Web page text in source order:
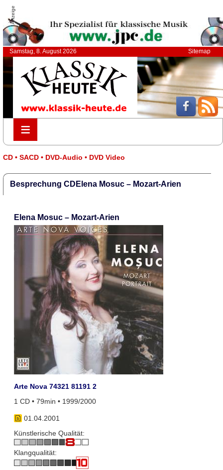
Anzeige
Samstag, 8. August 2026 Sitemap
≡
≡
CD • SACD • DVD-Audio • DVD Video
Besprechung CDElena Mosuc – Mozart-Arien
Elena Mosuc – Mozart-Arien
Arte Nova 74321 81191 2
1 CD • 79min • 1999/2000
01.04.2001
Künstlerische Qualität:
Klangqualität: